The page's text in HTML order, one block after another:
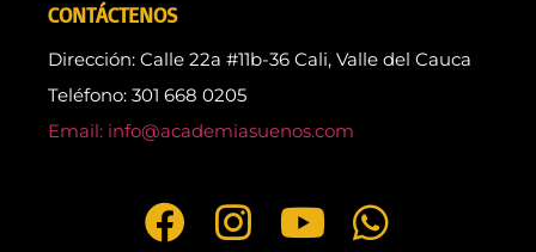
CONTÁCTENOS
Dirección: Calle 22a #11b-36 Cali, Valle del Cauca
Teléfono: 301 668 0205
Email: info@academiasuenos.com